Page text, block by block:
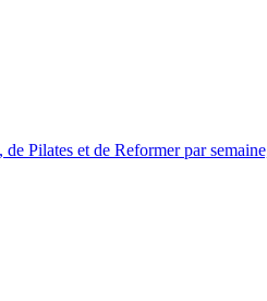
Pilates et de Reformer par